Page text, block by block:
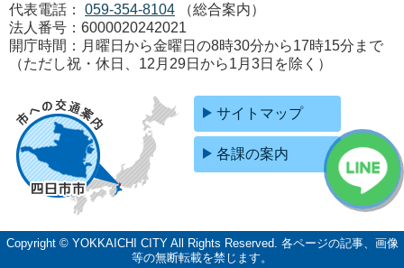
代表電話：
059-354-8104
（総合案内）
法人番号：6000020242021
開庁時間：月曜日から金曜日の8時30分から17時15分まで
（ただし祝・休日、12月29日から1月3日を除く）
サイトマップ
各課の案内
Copyright © YOKKAICHI CITY All Rights Reserved. 各ページの記事、画像
等の無断転載を禁じます。